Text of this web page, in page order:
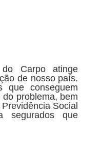
Carpo atinge
de nosso país.
que conseguem
problema, bem
Social
segurados que